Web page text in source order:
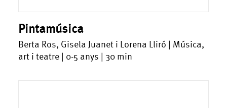
Pintamúsica
Berta Ros, Gisela Juanet i Lorena Lliró | Música,
art i teatre | 0-5 anys | 30 min